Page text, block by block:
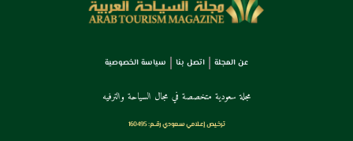
عن المجلة اتصل بنا سياسة الخصوصية
مجلة سعودية متخصصة في مجال السياحة والترفيه
ترخـيص إعـلامي سـعودي رقــم: 160495